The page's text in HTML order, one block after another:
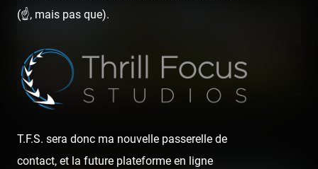
parking. 😜
(☝️, mais pas que).
T.F.S. sera donc ma nouvelle passerelle de
contact, et la future plateforme en ligne